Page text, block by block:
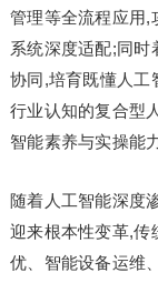
管理等全流程应用,
系统深度适配;同时
协同,培育既懂人工
行业认知的复合型
智能素养与实操能力
随着人工智能深度
迎来根本性变革,传
优、智能设备运维